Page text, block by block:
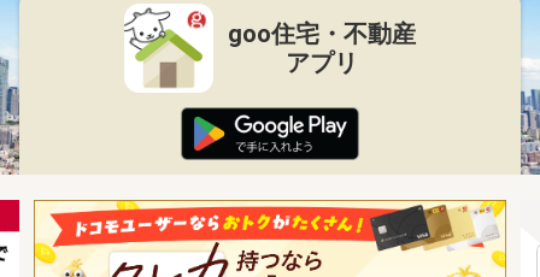
goo住宅・不動産
アプリ